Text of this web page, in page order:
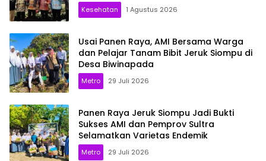
Kesehatan 1 Agustus 2026
Usai Panen Raya, AMI Bersama Warga
dan Pelajar Tanam Bibit Jeruk Siompu di
Desa Biwinapada
Metro 29 Juli 2026
Panen Raya Jeruk Siompu Jadi Bukti
Sukses AMI dan Pemprov Sultra
Selamatkan Varietas Endemik
Metro 29 Juli 2026